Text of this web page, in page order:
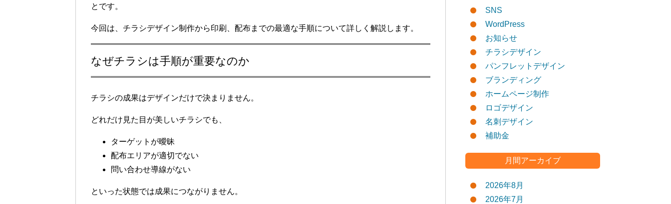
とです。
今回は、チラシデザイン制作から印刷、配布までの最適な手順について詳しく解説します。
なぜチラシは手順が重要なのか
チラシの成果はデザインだけで決まりません。
どれだけ見た目が美しいチラシでも、
ターゲットが曖昧
配布エリアが適切でない
問い合わせ導線がない
といった状態では成果につながりません。
SNS
WordPress
お知らせ
チラシデザイン
パンフレットデザイン
ブランディング
ホームページ制作
ロゴデザイン
名刺デザイン
補助金
月間アーカイブ
2026年8月
2026年7月